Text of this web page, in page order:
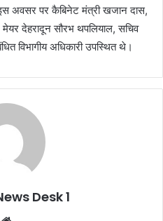
अवसर पर कैबिनेट मंत्री खजान दास,
देहरादून सौरभ थपलियाल, सचिव
विभागीय अधिकारी उपस्थित थे।
Desk 1